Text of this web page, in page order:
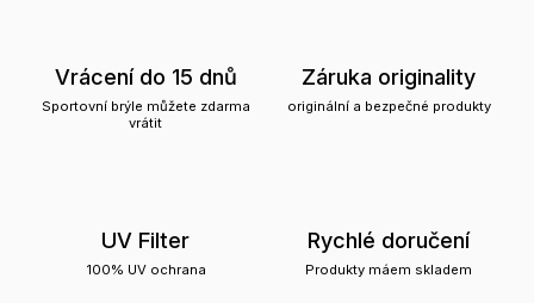
Vrácení do 15 dnů
Sportovní brýle můžete zdarma
vrátit
Záruka originality
originální a bezpečné produkty
UV Filter
100% UV ochrana
Rychlé doručení
Produkty máem skladem